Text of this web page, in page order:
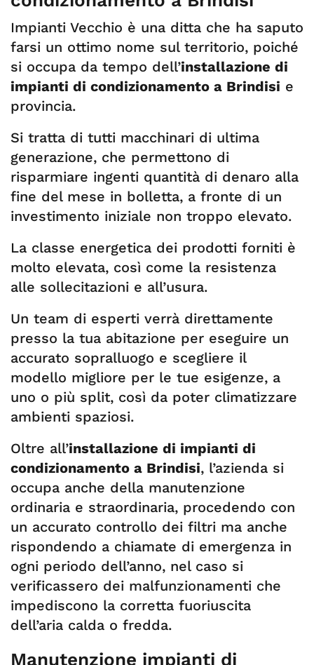
Impianti Vecchio è una ditta che ha saputo
farsi un ottimo nome sul territorio, poiché
si occupa da tempo dell’installazione di
impianti di condizionamento a Brindisi e
provincia.
Si tratta di tutti macchinari di ultima
generazione, che permettono di
risparmiare ingenti quantità di denaro alla
fine del mese in bolletta, a fronte di un
investimento iniziale non troppo elevato.
La classe energetica dei prodotti forniti è
molto elevata, così come la resistenza
alle sollecitazioni e all’usura.
Un team di esperti verrà direttamente
presso la tua abitazione per eseguire un
accurato sopralluogo e scegliere il
modello migliore per le tue esigenze, a
uno o più split, così da poter climatizzare
ambienti spaziosi.
Oltre all’installazione di impianti di
condizionamento a Brindisi, l’azienda si
occupa anche della manutenzione
ordinaria e straordinaria, procedendo con
un accurato controllo dei filtri ma anche
rispondendo a chiamate di emergenza in
ogni periodo dell’anno, nel caso si
verificassero dei malfunzionamenti che
impediscono la corretta fuoriuscita
dell’aria calda o fredda.
Manutenzione impianti di